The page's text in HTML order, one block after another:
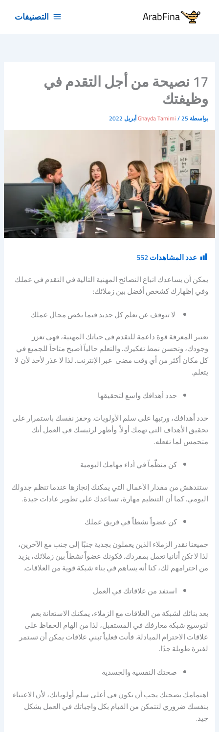
ArabFina التصنيفات
17 نصيحة من أجل التقدم في
وظيفتك
بواسطة Ghayda Tamimi/25 أبريل 2022
عدد المشاهدات552
يمكن أن يساعدك اتباع النصائح المهنية التالية في التقدم في عملك
وفي إظهارك كشخص أفضل بين زملائك:
لا تتوقف عن تعلم كل جديد فيما يخص مجال عملك
تعتبر المعرفة قوة داعمة للتقدم في حياتك المهنية، فهي تعزز
وجودك، وتحسن نمط تفكيرك. والتعلم حالياً أصبح متاحاً للجميع في
كل مكان أكثر من أي وقت مضى عبر الإنترنت. لذا لا عذر لأحد لأن لا
يتعلم.
حدد أهدافك واسع لتحقيقها
حدد أهدافك، ورتبها على سلم الأولويات. وحفز نفسك باستمرار على
تحقيق الأهداف التي تهمك أولاً. وأظهر لرئيسك في العمل أنك
متحمس لما تفعله.
كن منظّماً في أداء مهامك اليومية
ستندهش من مقدار الأعمال التي يمكنك إنجازها عندما تنظم جدولك
اليومي. كما أن التنظيم مهارة، تساعدك على تطوير عادات جيدة.
كن عضواً نشطاً في فريق عملك
جميعنا نقدر الزملاء الذين يعملون بجدية جنبًا إلى جنب مع الآخرين،
لذا لا تكن أنانيا تعمل بمفردك. فكونك عضواً نشطاً بين زملائك، يزيد
من احترامهم لك، كنا أنه يساهم في بناء شبكة قوية من العلاقات.
استفد من علاقاتك في العمل
بعد بنائك لشبكة من العلاقات مع الزملاء، يمكنك الاستعانة بعم
لتوسيع شبكة معارفك في المستقبل، لذا من الهام الحفاظ على
علاقات الاحترام المبادلة. فأنت فعلياً تبني علاقات يمكن أن تستمر
لفترة طويلة جدًا.
صحتك النفسية والجسدية
اهتمامك بصحتك يجب أن تكون في أعلى سلم أولوياتك، لأن الاعتناء
بنفسك ضروري لتتمكن من القيام بكل واجباتك في العمل بشكل
جيد.